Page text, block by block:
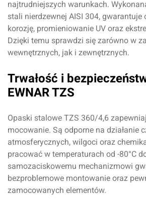
najtrudniejszych warunkach.
stali nierdzewnej AISI 304, gwarantuje
korozję, promieniowanie UV oraz
Dzięki temu sprawdzi się zarówno w
wewnętrznych, jak i zewnętrznych.
Trwałość i
EWNAR TZS
Opaski stalowe TZS 360/4,6
mocowanie. Są odporne na działanie
atmosferycznych, wilgoci oraz
pracować w temperaturach od -80°C
samozaciskowemu mechanizmowi
bezproblemowe montowanie oraz
zamocowanych elementów.